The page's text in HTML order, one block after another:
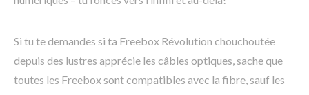
Si tu te demandes si ta Freebox Révolution chouchoutée
depuis des lustres apprécie les câbles optiques, sache que
toutes les Freebox sont compatibles avec la fibre, sauf les